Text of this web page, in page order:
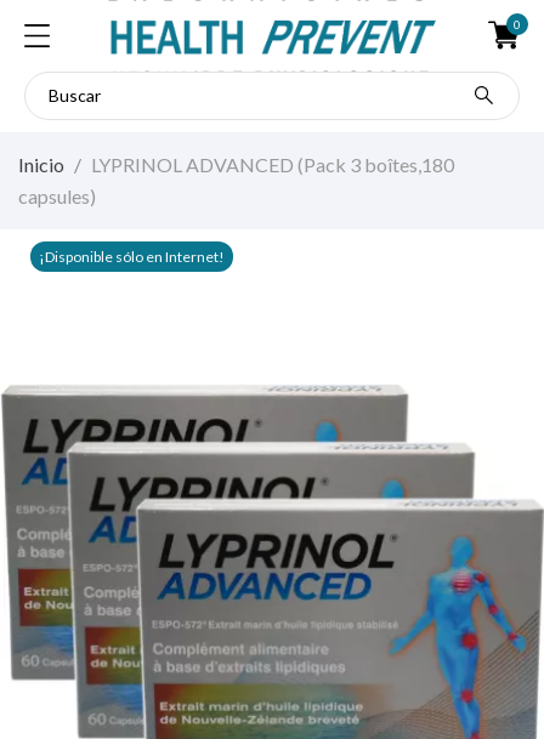
0
Inicio
LYPRINOL ADVANCED (Pack 3 boîtes,180
capsules)
¡Disponible sólo en Internet!